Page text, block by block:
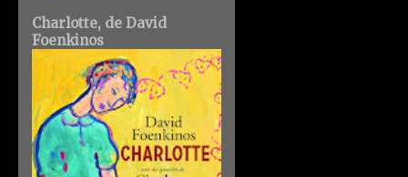
Charlotte, de David
Foenkinos